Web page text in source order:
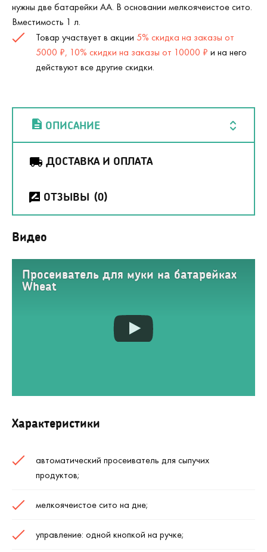
нужны две батарейки АА. В основании мелкоячеистое сито.
Вместимость 1 л.
Товар участвует в акции 5% скидка на заказы от
5000 ₽, 10% скидки на заказы от 10000 ₽ и на него
действуют все другие скидки.
ОПИСАНИЕ
ДОСТАВКА И ОПЛАТА
ОТЗЫВЫ (0)
Видео
Просеиватель для муки на батарейках
Wheat
Характеристики
автоматический просеиватель для сыпучих
продуктов;
мелкоячеистое сито на дне;
управление: одной кнопкой на ручке;